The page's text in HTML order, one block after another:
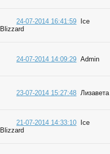
24-07-2014 16:41:59
Ice
Blizzard
24-07-2014 14:09:29 Admin
23-07-2014 15:27:48 Лизавета
21-07-2014 14:33:10
Ice
Blizzard